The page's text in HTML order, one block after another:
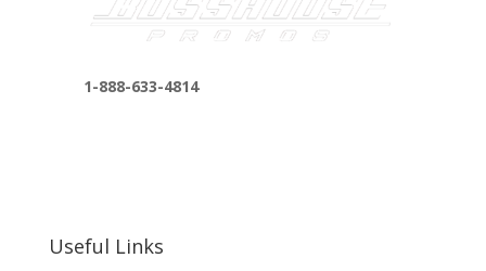
1-888-633-4814
Useful Links